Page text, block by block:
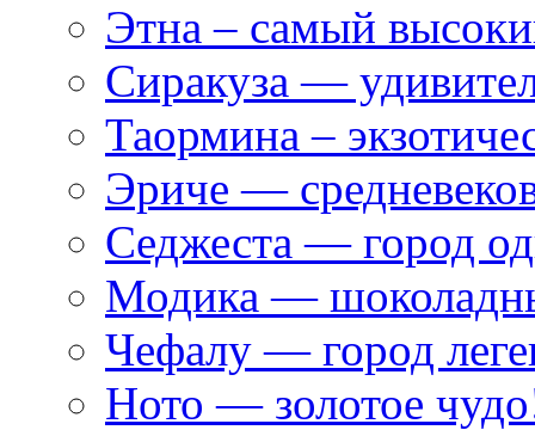
Этна – самый
Сиракуза —
Таормина –
Эриче —
Седжеста — город
Модика —
Чефалу — город
Ното — золотое